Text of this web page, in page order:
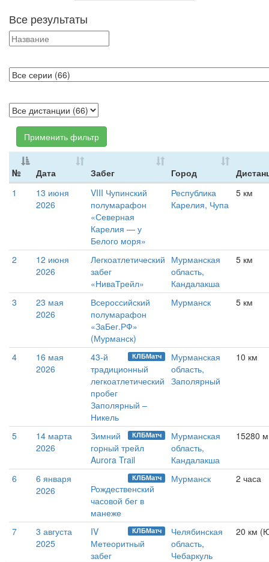
Все результаты
Применить фильтр
№ Дата Забег Город
1
13 июня
2026
VIII Чупинский
полумарафон
«Северная
Карелия — у
Белого моря»
Республика
Карелия, Чупа
5 км
2
12 июня
2026
Легкоатлетический
забег
«НиваТрейл»
Мурманская
область,
Кандалакша
5 км
3
23 мая
2026
Всероссийский
полумарафон
«ЗаБег.РФ»
(Мурманск)
Мурманск 5 км
4
16 мая
2026
КЛБМатч
43-й
традиционный
легкоатлетический
пробег
Заполярный –
Никель
Мурманская
область,
Заполярный
10 км
5
14 марта
2026
КЛБМатч
Зимний
горный трейл
Aurora Trail
Мурманская
область,
Кандалакша
15280
6
6 января
2026
КЛБМатч
Рождественский
часовой бег в
манеже
Мурманск 2 часа
7
3 августа
2025
КЛБМатч
IV
Метеоритный
забег
Челябинская
область,
Чебаркуль
20 км